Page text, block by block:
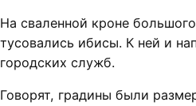
На сваленной кроне
тусовались ибисы. К ней и
городских служб.
Говорят, градины были